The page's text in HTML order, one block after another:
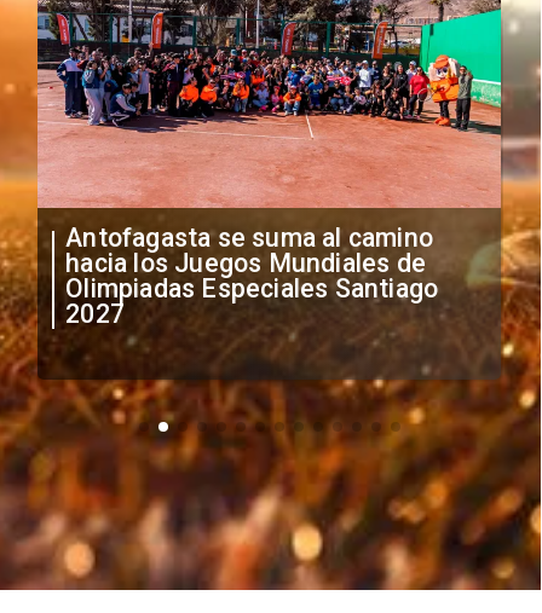
"Falta de profesionalismo": Sifup
anuncia medidas por situación
irregular de futbolistas
extranjeros